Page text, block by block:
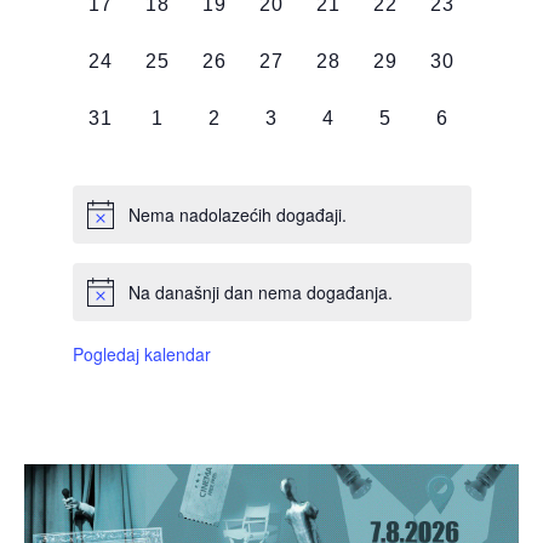
17 18 19 20 21 22 23
0
24
0
25
0
26
0
27
0
28
0
29
0
30
0
31
0
1
0
2
0
3
0
4
0
5
0
6
Nema nadolazećih događaji.
Na današnji dan nema događanja.
Pogledaj kalendar